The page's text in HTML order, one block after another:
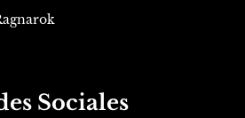
Sociales